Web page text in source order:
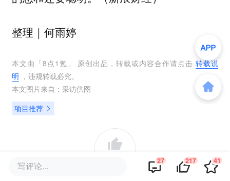
整理 ｜何雨婷
本文由「8点1氪 」 原创出品，转载或内容合作请点击转载说
明 ，违规转载必究。
本文图片来自： 采访供图
项目推荐
写评论... 27 217 41